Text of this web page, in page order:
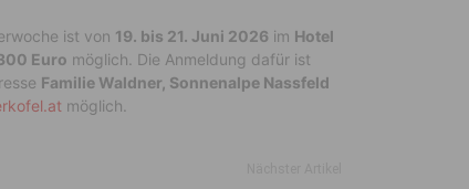
ist von 19. bis 21. Juni 2026 im Hotel
Euro möglich. Die Anmeldung dafür ist
Familie Waldner, Sonnenalpe Nassfeld
möglich.